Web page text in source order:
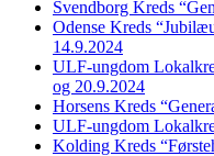
Svendborg Kreds
Odense Kreds
14.9.2024
ULF-ungdom
og 20.9.2024
Horsens Kreds
ULF-ungdom
Kolding Kreds